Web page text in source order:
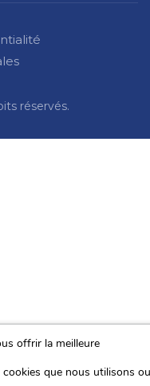
réservés.
offrir la meilleure
que nous utilisons ou